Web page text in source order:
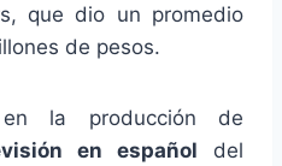
que dio un promedio
de pesos.
la producción de
en español del